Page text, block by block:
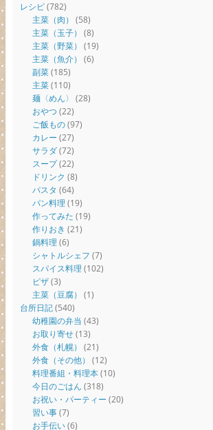
レシピ(782)
主菜（肉） (58)
主菜（玉子） (8)
主菜（野菜） (19)
主菜（魚介） (6)
副菜(185)
主菜(110)
麺〈めん〉 (28)
おやつ (22)
ご飯もの(97)
カレー (27)
サラダ(72)
スープ(22)
ドリンク (8)
パスタ (64)
パン料理(19)
作ってみた (19)
作りおき (21)
鍋料理(6)
シャトルシェフ (7)
スパイス料理(102)
ピザ(3)
主菜（豆腐） (1)
台所日記(540)
幼稚園の弁当 (43)
お取り寄せ(13)
外食（札幌） (21)
外食（その他） (12)
料理番組・料理本(10)
今日のごはん (318)
お祝い・パーティー (20)
習い事(7)
お手伝い(6)